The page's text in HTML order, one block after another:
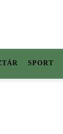
SPORT